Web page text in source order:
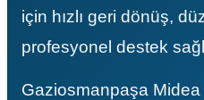
için hızlı geri dönüş,
profesyonel destek
Gaziosmanpaşa